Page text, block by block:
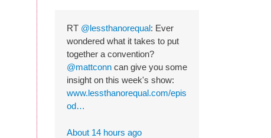
RT @lessthanorequal: Ever
wondered what it takes to put
together a convention?
@mattconn can give you some
insight on this week's show:
www.lessthanorequal.com/epis
od…
About 14 hours ago